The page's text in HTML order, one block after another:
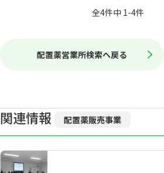
全4件中 1-4件
配置薬営業所検索へ戻る
関連情報 配置薬販売事業